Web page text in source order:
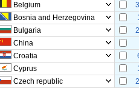
Belgium
Bosnia and Herzegovina
Bulgaria
China
Croatia
Cyprus
Czech republic